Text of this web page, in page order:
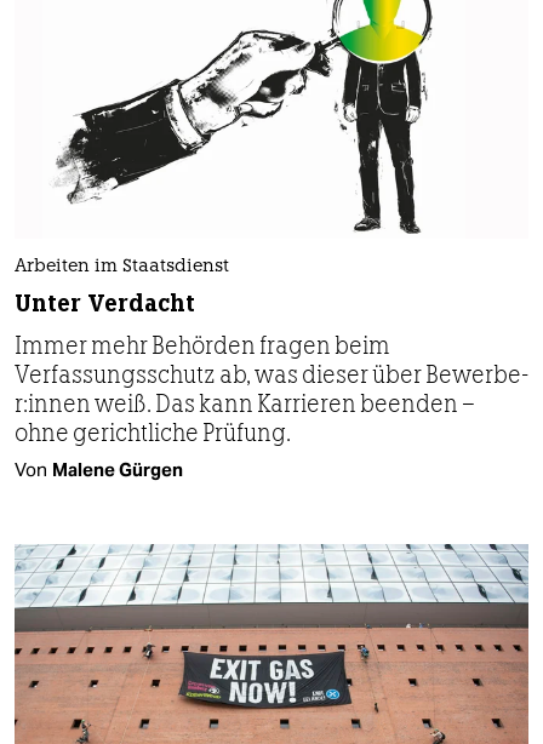
Arbeiten im Staatsdienst
Unter Verdacht
Immer mehr Behörden fragen beim
Verfassungsschutz ab, was dieser über Be­wer­be­
r:in­nen weiß. Das kann Karrieren beenden –
ohne gerichtliche Prüfung.
Von Malene Gürgen